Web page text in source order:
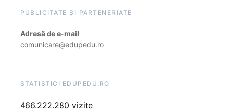
PUBLICITATE ȘI PARTENERIATE
Adresă de e-mail
comunicare@edupedu.ro
STATISTICI EDUPEDU.RO
466.222.280 vizite